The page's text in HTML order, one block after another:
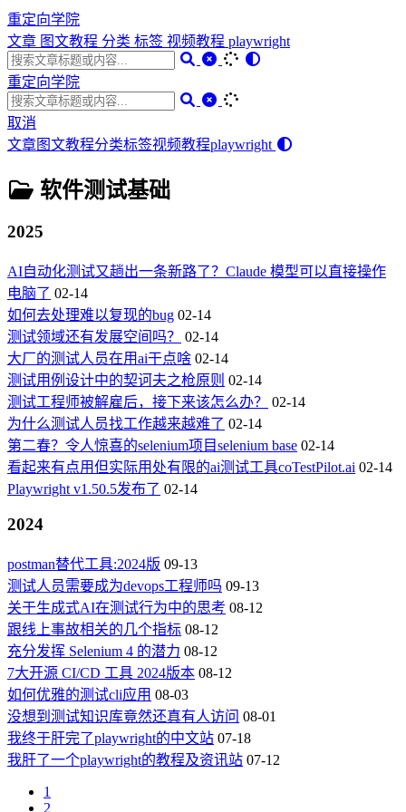
重定向学院
文章 图文教程 分类 标签 视频教程 playwright
重定向学院
取消
文章图文教程分类标签视频教程playwright
软件测试基础
2025
AI自动化测试又趟出一条新路了？Claude 模型可以直接操作
电脑了 02-14
如何去处理难以复现的bug 02-14
测试领域还有发展空间吗？
02-14
大厂的测试人员在用ai干点啥 02-14
测试用例设计中的契诃夫之枪原则 02-14
测试工程师被解雇后，接下来该怎么办？
02-14
为什么测试人员找工作越来越难了 02-14
第二春？令人惊喜的selenium项目selenium base 02-14
看起来有点用但实际用处有限的ai测试工具coTestPilot.ai 02-14
Playwright v1.50.5发布了 02-14
2024
postman替代工具:2024版 09-13
测试人员需要成为devops工程师吗 09-13
关于生成式AI在测试行为中的思考 08-12
跟线上事故相关的几个指标 08-12
充分发挥 Selenium 4 的潜力 08-12
7大开源 CI/CD 工具 2024版本 08-12
如何优雅的测试cli应用 08-03
没想到测试知识库竟然还真有人访问 08-01
我终于肝完了playwright的中文站 07-18
我肝了一个playwright的教程及资讯站 07-12
1
2